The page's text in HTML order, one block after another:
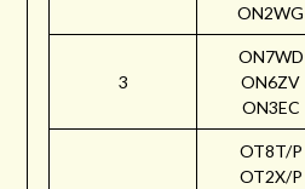
ON2WG
3
ON7WD
ON6ZV
ON3EC
OT8T/P
OT2X/P